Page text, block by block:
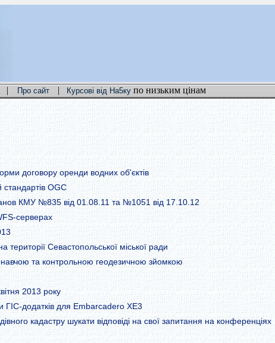
| Про сайт | Курсові від На5ку по низьким цінам
договору оренди водних об'єктів
OGC
КМУ №835 від 01.08.11 та №1051 від 17.10.12
серверах
Севастопольської міської ради
та контрольною геодезичною зйомкою
2013 року
додатків для Embarcadero XE3
кадастру шукати відповіді на свої запитання на конференціях